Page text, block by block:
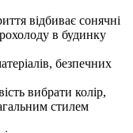
відбиває сонячні
в будинку
безпечних
вибрати колір,
стилем